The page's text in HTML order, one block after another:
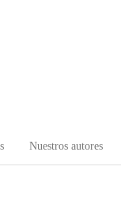
Nuestros autores